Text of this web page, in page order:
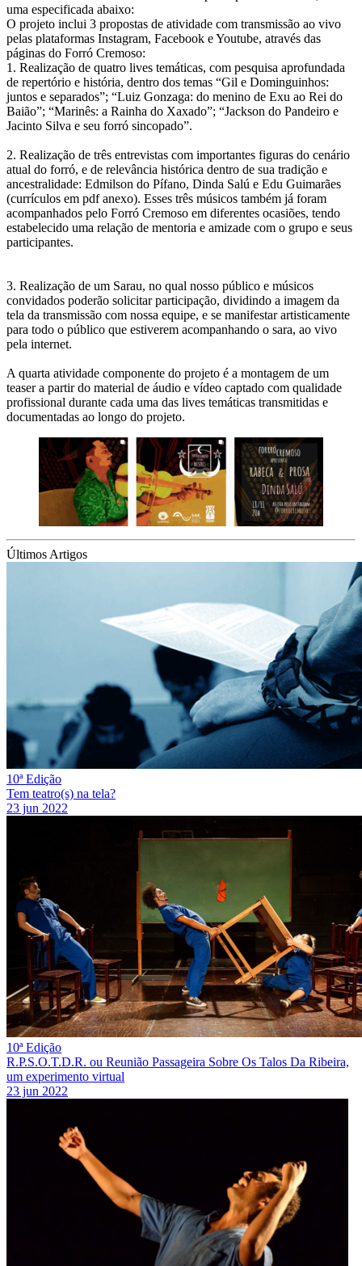
uma especificada abaixo:
O projeto inclui 3 propostas de atividade com transmissão ao vivo
pelas plataformas Instagram, Facebook e Youtube, através das
páginas do Forró Cremoso:
1. Realização de quatro lives temáticas, com pesquisa aprofundada
de repertório e história, dentro dos temas “Gil e Dominguinhos:
juntos e separados”; “Luiz Gonzaga: do menino de Exu ao Rei do
Baião”; “Marinês: a Rainha do Xaxado”; “Jackson do Pandeiro e
Jacinto Silva e seu forró sincopado”.
2. Realização de três entrevistas com importantes figuras do cenário
atual do forró, e de relevância histórica dentro de sua tradição e
ancestralidade: Edmilson do Pífano, Dinda Salú e Edu Guimarães
(currículos em pdf anexo). Esses três músicos também já foram
acompanhados pelo Forró Cremoso em diferentes ocasiões, tendo
estabelecido uma relação de mentoria e amizade com o grupo e seus
participantes.
3. Realização de um Sarau, no qual nosso público e músicos
convidados poderão solicitar participação, dividindo a imagem da
tela da transmissão com nossa equipe, e se manifestar artisticamente
para todo o público que estiverem acompanhando o sara, ao vivo
pela internet.
A quarta atividade componente do projeto é a montagem de um
teaser a partir do material de áudio e vídeo captado com qualidade
profissional durante cada uma das lives temáticas transmitidas e
documentadas ao longo do projeto.
Últimos Artigos
10ª Edição
Tem teatro(s) na tela?
23 jun 2022
10ª Edição
R.P.S.O.T.D.R. ou Reunião Passageira Sobre Os Talos Da Ribeira,
um experimento virtual
23 jun 2022